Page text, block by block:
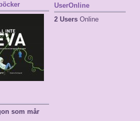
som mår
UserOnline
2 Users Online